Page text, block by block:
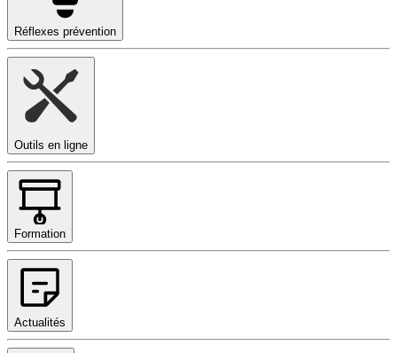
Réflexes prévention
Outils en ligne
Formation
Actualités